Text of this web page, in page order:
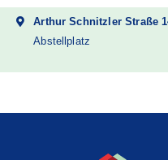
Arthur Schnitzler Straße
Abstellplatz